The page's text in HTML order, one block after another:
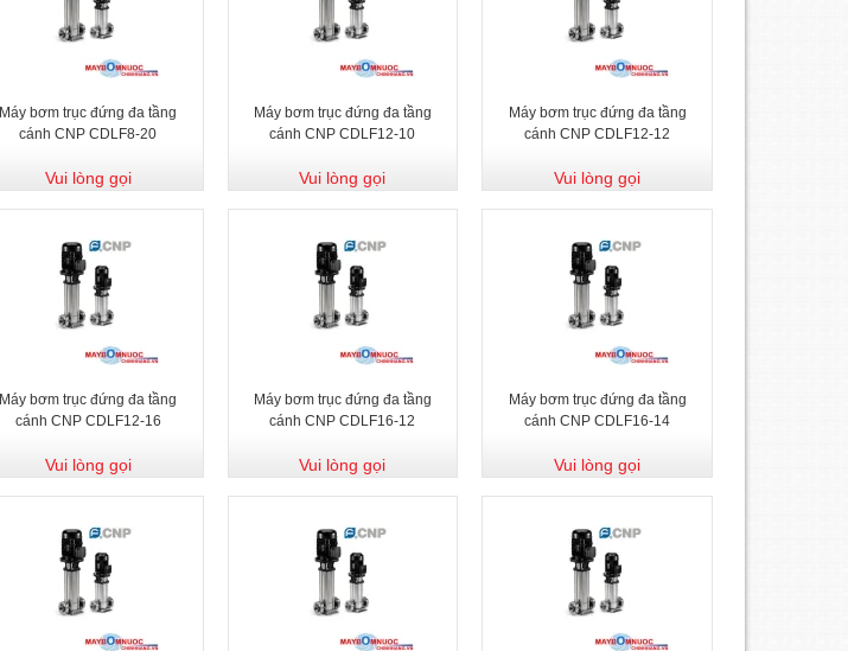
Máy bơm trục đứng đa tầng
cánh CNP CDLF8-20
Vui lòng gọi
Máy bơm trục đứng đa tầng
cánh CNP CDLF12-10
Vui lòng gọi
Máy bơm trục đứng đa tầng
cánh CNP CDLF12-12
Vui lòng gọi
Máy bơm trục đứng đa tầng
cánh CNP CDLF12-16
Vui lòng gọi
Máy bơm trục đứng đa tầng
cánh CNP CDLF16-12
Vui lòng gọi
Máy bơm trục đứng đa tầng
cánh CNP CDLF16-14
Vui lòng gọi